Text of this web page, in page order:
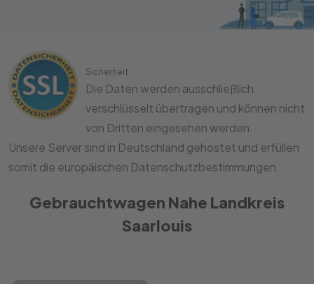
Sicherheit
Die Daten werden ausschließlich
verschlüsselt übertragen und können nicht
von Dritten eingesehen werden.
Unsere Server sind in Deutschland gehostet und erfüllen
somit die europäischen Datenschutzbestimmungen.
Gebrauchtwagen Nahe Landkreis
Saarlouis